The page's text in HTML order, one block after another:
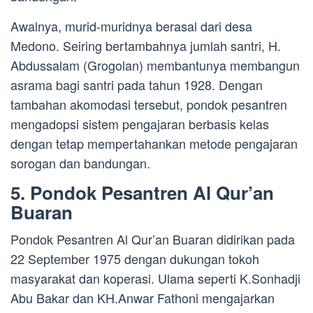
Awalnya, murid-muridnya berasal dari desa
Medono. Seiring bertambahnya jumlah santri, H.
Abdussalam (Grogolan) membantunya membangun
asrama bagi santri pada tahun 1928. Dengan
tambahan akomodasi tersebut, pondok pesantren
mengadopsi sistem pengajaran berbasis kelas
dengan tetap mempertahankan metode pengajaran
sorogan dan bandungan.
5. Pondok Pesantren Al Qur’an
Buaran
Pondok Pesantren Al Qur’an Buaran didirikan pada
22 September 1975 dengan dukungan tokoh
masyarakat dan koperasi. Ulama seperti K.Sonhadji
Abu Bakar dan KH.Anwar Fathoni mengajarkan